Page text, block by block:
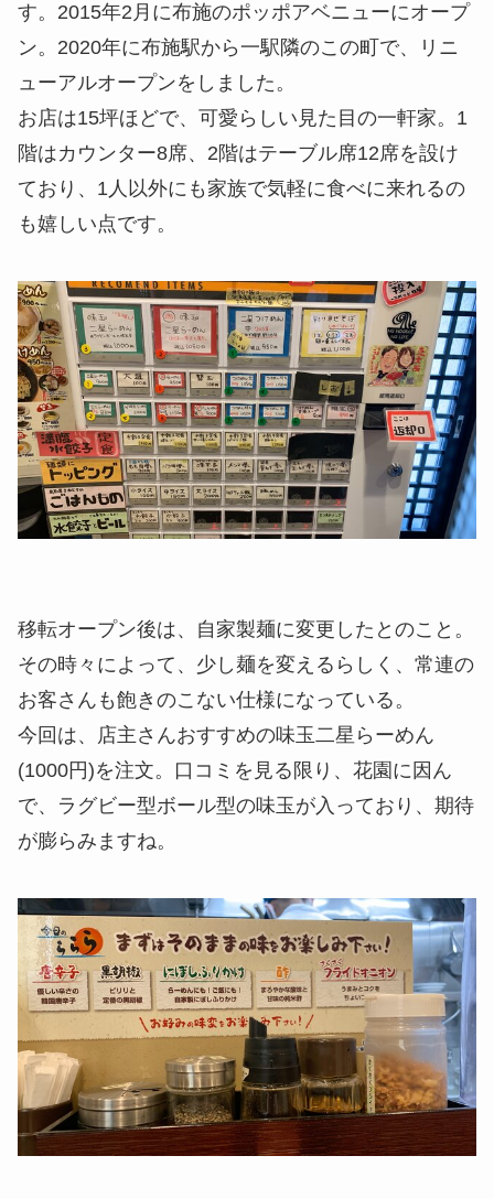
す。2015年2月に布施のポッポアベニューにオープ
ン。2020年に布施駅から一駅隣のこの町で、リニ
ューアルオープンをしました。
お店は15坪ほどで、可愛らしい見た目の一軒家。1
階はカウンター8席、2階はテーブル席12席を設け
ており、1人以外にも家族で気軽に食べに来れるの
も嬉しい点です。
移転オープン後は、自家製麺に変更したとのこと。
その時々によって、少し麺を変えるらしく、常連の
お客さんも飽きのこない仕様になっている。
今回は、店主さんおすすめの味玉二星らーめん
(1000円)を注文。口コミを見る限り、花園に因ん
で、ラグビー型ボール型の味玉が入っており、期待
が膨らみますね。